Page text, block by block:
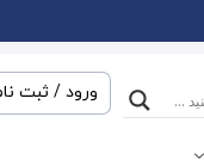
ورود / ثبت